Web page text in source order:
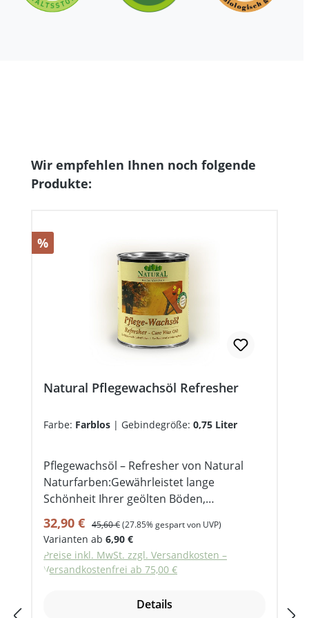
Produktgalerie überspringen
Wir empfehlen Ihnen noch folgende
Produkte:
Rabatt
%
Natural Pflegewachsöl Refresher
Farbe: Farblos | Gebindegröße: 0,75 Liter
Pflegewachsöl – Refresher von Natural
Naturfarben:Gewährleistet lange
Schönheit Ihrer geölten Böden,
Arbeitsplatten oder Möbel —
seidenglänzend und schnell polierbar,
wirkt antistatisch, verstärkt die Eigenfarbe
des Holzes und kann sogar Schmutz
den Boden alle ein bis fünf Jahre
Verkaufspreis:
32,90 € Regulärer Preis:
45,60 €(27.85% gespart von UVP)
Varianten ab 6,90 €
Preise inkl. MwSt. zzgl. Versandkosten –
Versandkostenfrei ab 75,00 €
Details